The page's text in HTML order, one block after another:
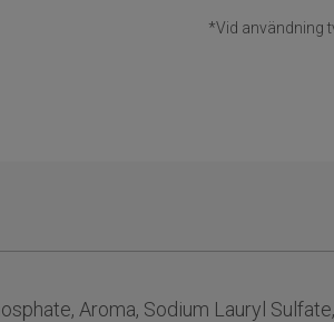
*Vid användning
Aroma, Sodium Lauryl